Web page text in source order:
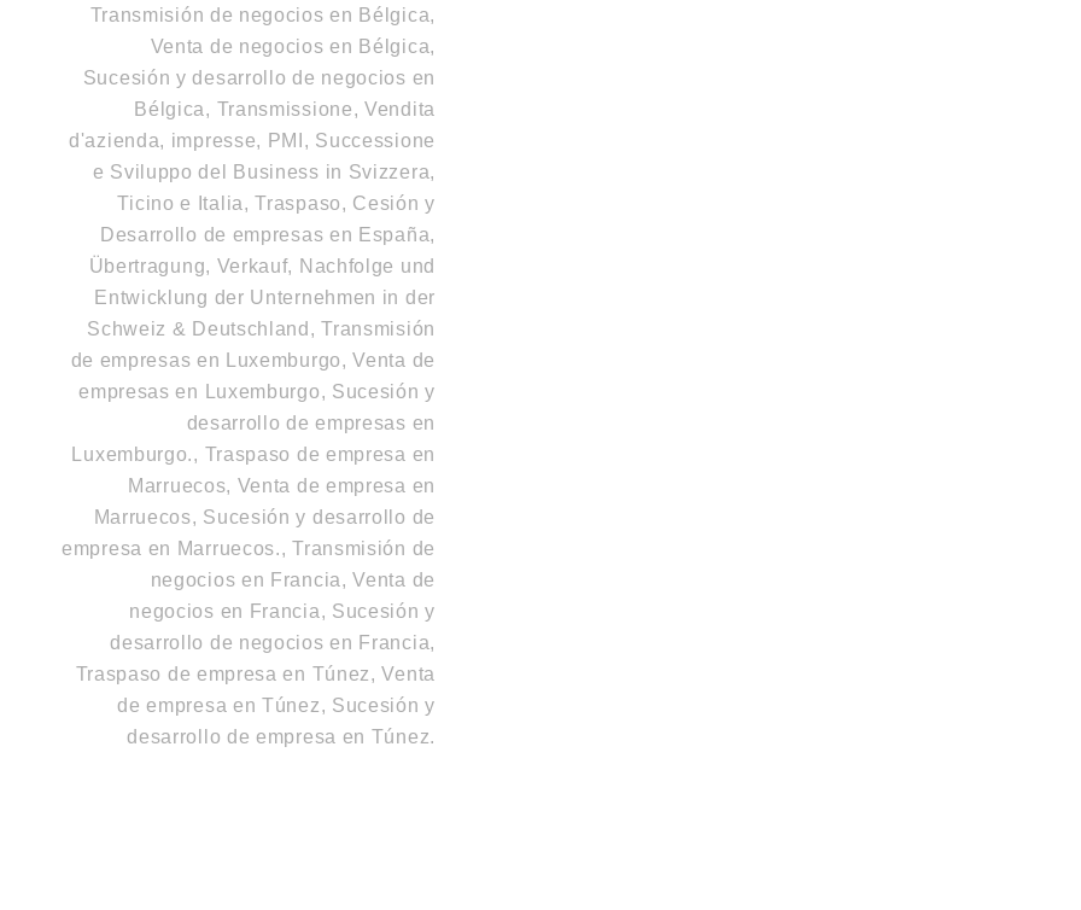
Transmisión de negocios en Bélgica,
Venta de negocios en Bélgica,
Sucesión y desarrollo de negocios en
Bélgica, Transmissione, Vendita
d'azienda, impresse, PMI, Successione
e Sviluppo del Business in Svizzera,
Ticino e Italia,Traspaso, Cesión y
Desarrollo de empresas en España,
Übertragung, Verkauf, Nachfolge und
Entwicklung der Unternehmen in der
Schweiz & Deutschland ,Transmisión
de empresas en Luxemburgo, Venta de
empresas en Luxemburgo, Sucesión y
desarrollo de empresas en
Luxemburgo., Traspaso de empresa en
Marruecos, Venta de empresa en
Marruecos, Sucesión y desarrollo de
empresa en Marruecos.,Transmisión de
negocios en Francia, Venta de
negocios en Francia, Sucesión y
desarrollo de negocios en Francia,
Traspaso de empresa en Túnez, Venta
de empresa en Túnez, Sucesión y
desarrollo de empresa en Túnez.